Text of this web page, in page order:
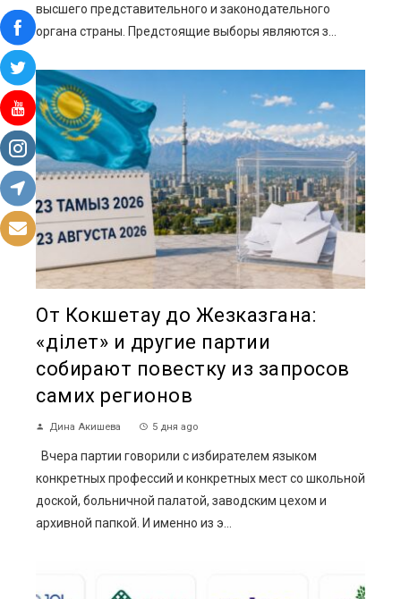
высшего представительного и законодательного
органа страны. Предстоящие выборы являются з...
От Кокшетау до Жезказгана:
«Әділет» и другие партии
собирают повестку из запросов
самих регионов
Дина Акишева 5 дня ago
Вчера партии говорили с избирателем языком
конкретных профессий и конкретных мест со школьной
доской, больничной палатой, заводским цехом и
архивной папкой. И именно из э...